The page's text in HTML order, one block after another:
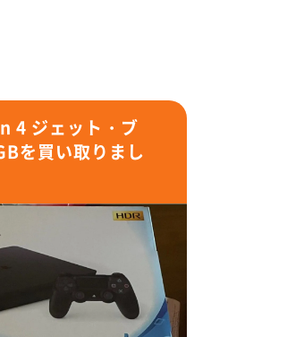
4 ジェット・ブ
を買い取りまし